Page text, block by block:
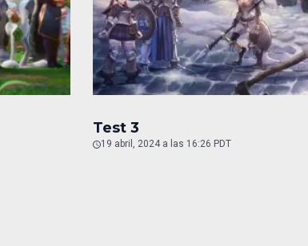
Test 3
19 abril, 2024 a las 16:26 PDT